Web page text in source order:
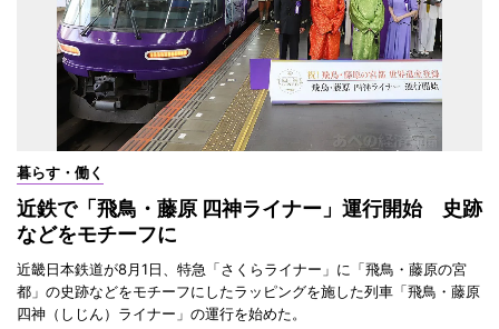
暮らす・働く
近鉄で「飛鳥・藤原 四神ライナー」運行開始 史跡
などをモチーフに
近畿日本鉄道が8月1日、特急「さくらライナー」に「飛鳥・藤原の宮
都」の史跡などをモチーフにしたラッピングを施した列車「飛鳥・藤原
四神（しじん）ライナー」の運行を始めた。